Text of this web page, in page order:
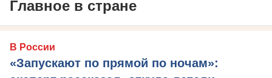
Главное в стране
В России
«Запускают по прямой по ночам»: